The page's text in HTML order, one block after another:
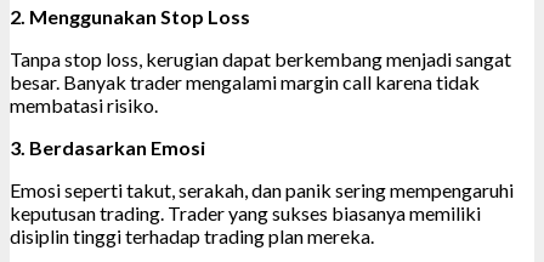
2. Menggunakan Stop Loss
Tanpa stop loss, kerugian dapat berkembang menjadi sangat
besar. Banyak trader mengalami margin call karena tidak
membatasi risiko.
3. Berdasarkan Emosi
Emosi seperti takut, serakah, dan panik sering mempengaruhi
keputusan trading. Trader yang sukses biasanya memiliki
disiplin tinggi terhadap trading plan mereka.